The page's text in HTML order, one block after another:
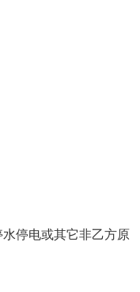
停电或其它非乙方原